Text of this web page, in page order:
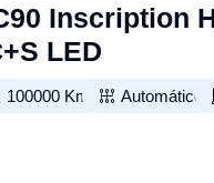
Inscription
LED
100000 Km Automático